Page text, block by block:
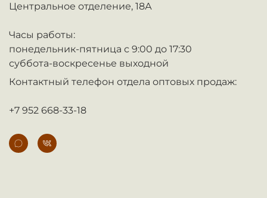
Центральное отделение, 18А
Часы работы:
понедельник-пятница с 9:00 до 17:30
суббота-воскресенье выходной
Контактный телефон отдела оптовых продаж:
+7 952 668-33-18